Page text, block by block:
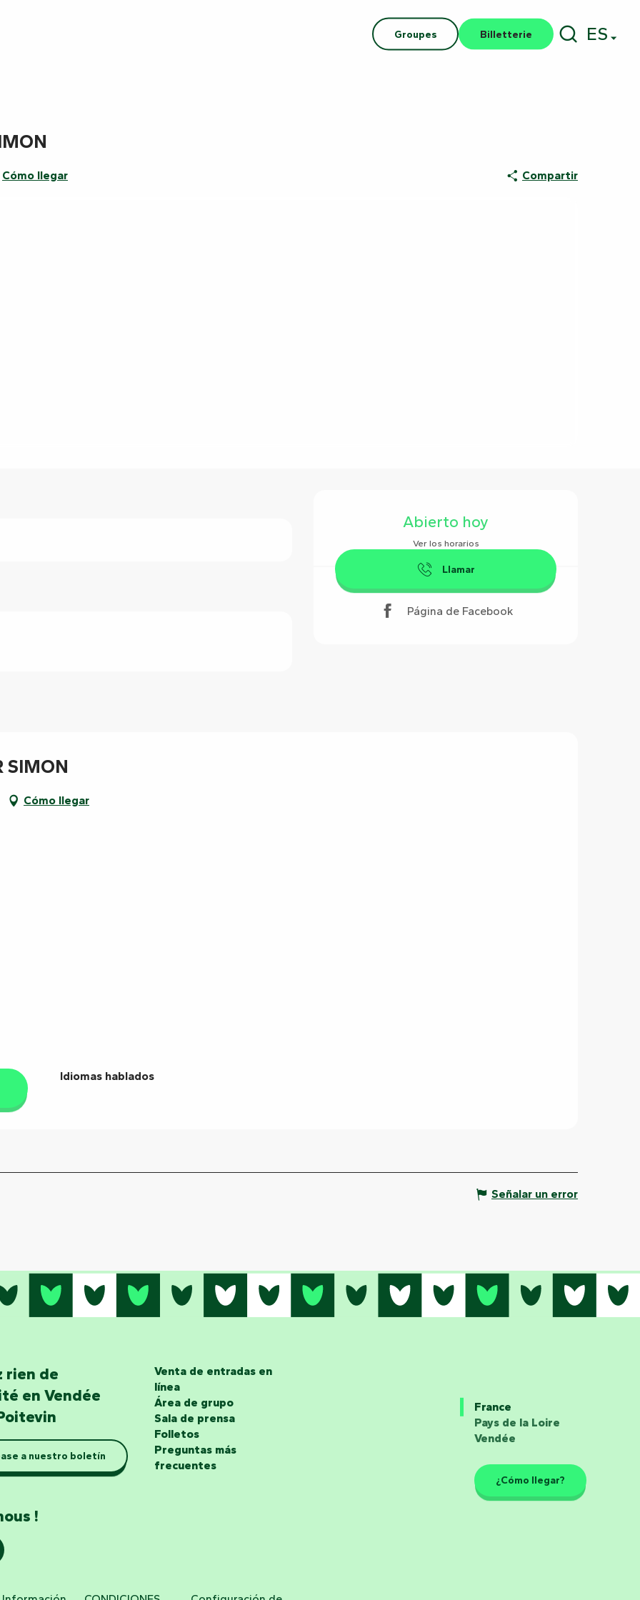
Groupes Billetterie ES
Cómo llegar Compartir
Abierto hoy
Ver los horarios
Llamar
Página de Facebook
SIMON
Cómo llegar
Idiomas hablados
Idiomas hablados
Señalar un error
rien de
en Vendée
a nuestro boletín
!
Venta de entradas en
línea
Área de grupo
Sala de prensa
Folletos
Preguntas más
frecuentes
France
Pays de la Loire
Vendée
¿Cómo llegar?